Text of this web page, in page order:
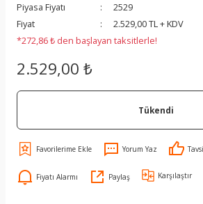
Piyasa Fiyatı
2529
Fiyat
2.529,00 TL + KDV
*272,86 ₺ den başlayan taksitlerle!
2.529,00 ₺
Tükendi
Yorum Yaz
Fiyatı Alarmı Paylaş Karşılaştır